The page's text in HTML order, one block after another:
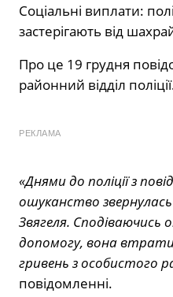
Соціальні виплати:
застерігають від
Про це 19 грудня
районний відділ
РЕКЛАМА
«Днями до поліції з
ошуканство
Звягеля.
допомогу, вона
гривень з особистого
повідомленні.